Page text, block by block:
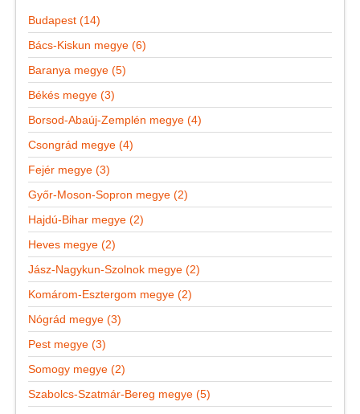
Budapest (14)
Bács-Kiskun megye (6)
Baranya megye (5)
Békés megye (3)
Borsod-Abaúj-Zemplén megye (4)
Csongrád megye (4)
Fejér megye (3)
Győr-Moson-Sopron megye (2)
Hajdú-Bihar megye (2)
Heves megye (2)
Jász-Nagykun-Szolnok megye (2)
Komárom-Esztergom megye (2)
Nógrád megye (3)
Pest megye (3)
Somogy megye (2)
Szabolcs-Szatmár-Bereg megye (5)